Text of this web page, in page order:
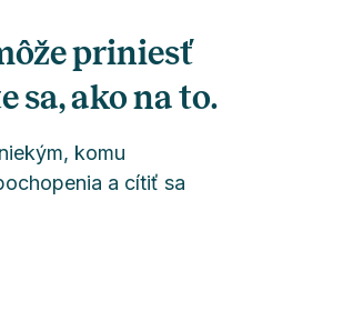
priniesť
sa, ako na to.
komu
a cítiť sa